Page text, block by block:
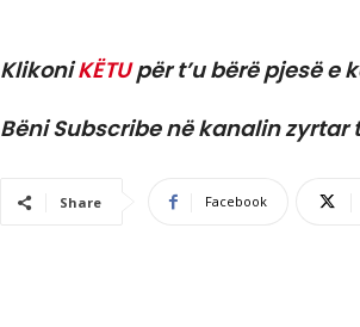
KlikoniKËTUpër t’u bërë pjesë e
Bëni Subscribe në kanalin zyrtar
Share Facebook